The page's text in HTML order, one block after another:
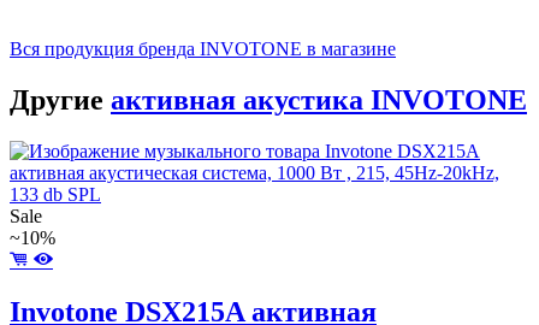
Вся продукция бренда INVOTONE в магазине
Другие активная акустика INVOTONE
Sale
~10%
Invotone DSX215A активная